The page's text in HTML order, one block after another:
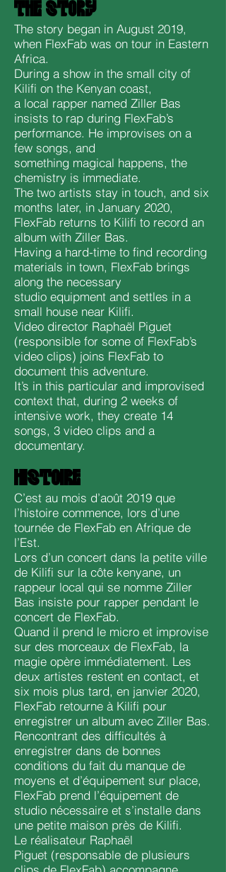
THE STORY
The story began in August 2019,
when FlexFab was on tour in Eastern
Africa.
During a show in the small city of
Kilifi on the Kenyan coast,
a local rapper named Ziller Bas
insists to rap during FlexFab’s
performance. He improvises on a
few songs, and
something magical happens, the
chemistry is immediate.
The two artists stay in touch, and six
months later, in January 2020,
FlexFab returns to Kilifi to record an
album with Ziller Bas.
Having a hard-time to find recording
materials in town, FlexFab brings
along the necessary
studio equipment and settles in a
small house near Kilifi.
Video director Raphaël Piguet
(responsible for some of FlexFab’s
video clips) joins FlexFab to
document this adventure.
It’s in this particular and improvised
context that, during 2 weeks of
intensive work, they create 14
songs, 3 video clips and a
documentary.
HISTOIRE
C’est au mois d’août 2019 que
l’histoire commence, lors d’une
tournée de FlexFab en Afrique de
l’Est.
Lors d’un concert dans la petite ville
de Kilifi sur la côte kenyane, un
rappeur local qui se nomme Ziller
Bas insiste pour rapper pendant le
concert de FlexFab.
Quand il prend le micro et improvise
sur des morceaux de FlexFab, la
magie opère immédiatement. Les
deux artistes restent en contact, et
six mois plus tard, en janvier 2020,
FlexFab retourne à Kilifi pour
enregistrer un album avec Ziller Bas.
Rencontrant des difficultés à
enregistrer dans de bonnes
conditions du fait du manque de
moyens et d’équipement sur place,
FlexFab prend l’équipement de
studio nécessaire et s’installe dans
une petite maison près de Kilifi.
Le réalisateur Raphaël
Piguet (responsable de plusieurs